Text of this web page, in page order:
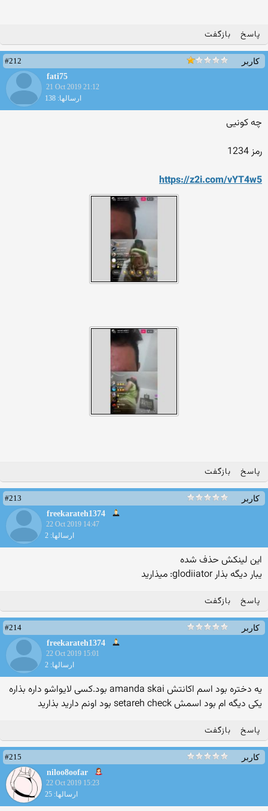
پاسخ بازگفت
کاربر
#212
fati75
21 Oct 2019 21:12
ارسالها: 138
چه کونیی
رمز 1234
https://z2i.com/vYT4w5
پاسخ بازگفت
کاربر
#213
freekarateh1374
22 Oct 2019 14:47
ارسالها: 2
این لینکش حذف شده
یبار دیگه بذار glodiiator: میذارید
پاسخ بازگفت
کاربر
#214
freekarateh1374
22 Oct 2019 15:01
ارسالها: 2
یه دختره بود اسم اکانتش amanda skai بود.کسی لایواشو داره بذاره
یکی دیگه ام بود اسمش setareh check بود اونم دارید بذارید
پاسخ بازگفت
کاربر
#215
niloo8oofar
22 Oct 2019 15:23
ارسالها: 25